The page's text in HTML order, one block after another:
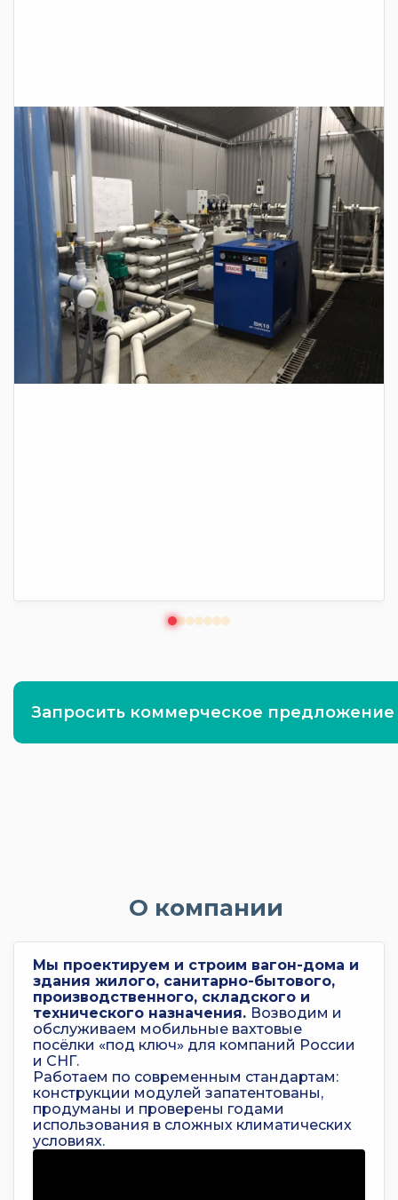
Запросить коммерческое предложение
О компании
Мы проектируем и строим вагон-дома и
здания жилого, санитарно-бытового,
производственного, складского и
технического назначения. Возводим и
обслуживаем мобильные вахтовые
посёлки «под ключ» для компаний России
и СНГ.
Работаем по современным стандартам:
конструкции модулей запатентованы,
продуманы и проверены годами
использования в сложных климатических
условиях.